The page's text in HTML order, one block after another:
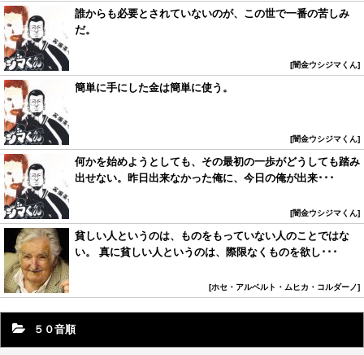
誰からも必要とされていないのが、この世で一番の苦しみ
だ。
闇金ウシジマくん
簡単に手にした金は簡単に使う。
闇金ウシジマくん
何かを始めようとしても、その最初の一歩がどうしても踏み
出せない。昨日出来なかった俺に、今日の俺が出来･･･
闇金ウシジマくん
貧しい人というのは、ものをもっていない人のことではな
い。 真に貧しい人というのは、際限なくものを欲し･･･
ホセ・アルベルト・ムヒカ・コルダーノ
５０音順